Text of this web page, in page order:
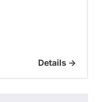
Details ->